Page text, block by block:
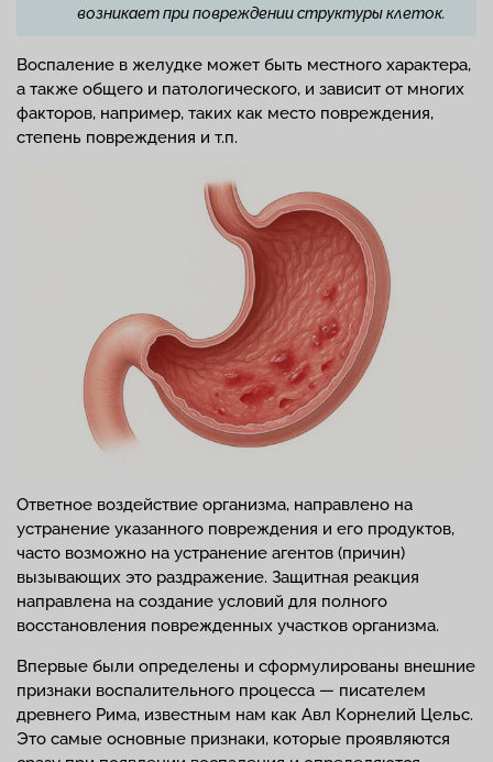
возникает при повреждении структуры клеток.
Воспаление в желудке может быть местного характера,
а также общего и патологического, и зависит от многих
факторов, например, таких как место повреждения,
степень повреждения и т.п.
Ответное воздействие организма, направлено на
устранение указанного повреждения и его продуктов,
часто возможно на устранение агентов (причин)
вызывающих это раздражение. Защитная реакция
направлена на создание условий для полного
восстановления поврежденных участков организма.
Впервые были определены и сформулированы внешние
признаки воспалительного процесса — писателем
древнего Рима, известным нам как Авл Корнелий Цельс.
Это самые основные признаки, которые проявляются